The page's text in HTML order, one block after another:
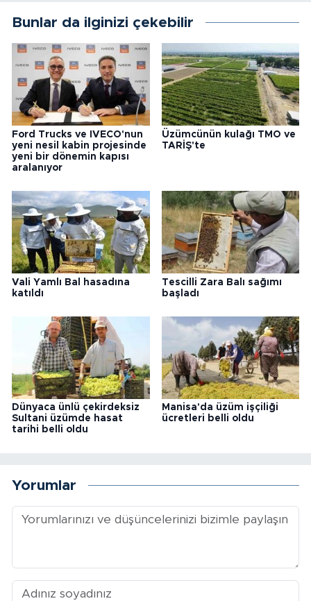
Bunlar da ilginizi çekebilir
Ford Trucks ve IVECO'nun
yeni nesil kabin projesinde
yeni bir dönemin kapısı
aralanıyor
Üzümcünün kulağı TMO ve
TARİŞ'te
Vali Yamlı Bal hasadına
katıldı
Tescilli Zara Balı sağımı
başladı
Dünyaca ünlü çekirdeksiz
Sultani üzümde hasat
tarihi belli oldu
Manisa'da üzüm işçiliği
ücretleri belli oldu
Yorumlar